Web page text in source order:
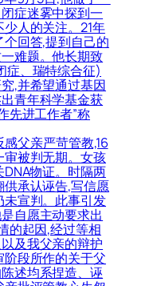
症迷雾中探到一
人的关注。21年
回答,提到自己的
难题。他长期致
症、瑞特综合征)
,并希望通过基因
青年科学基金获
先进工作者”称
父亲严苛管教,16
被判无期。女孩
物证。时隔两
承认诬告,写信愿
宣判。此事引发
自愿主动要求出
的起因,经过等相
及我父亲的辩护
段所作的关于父
述均系捏造、诬